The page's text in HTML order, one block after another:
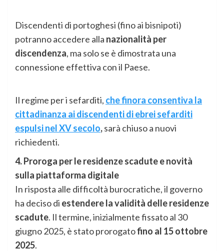
Discendenti di portoghesi (fino ai bisnipoti)
potranno accedere alla nazionalità per
discendenza, ma solo se è dimostrata una
connessione effettiva con il Paese.
Il regime per i sefarditi, che finora consentiva la
cittadinanza ai discendenti di ebrei sefarditi
espulsi nel XV secolo,sarà chiuso a nuovi
richiedenti.
4. Proroga per le residenze scadute e novità
sulla piattaforma digitale
In risposta alle difficoltà burocratiche, il governo
ha deciso di estendere la validità delle residenze
scadute. Il termine, inizialmente fissato al 30
giugno 2025, è stato prorogatofino al 15 ottobre
2025.